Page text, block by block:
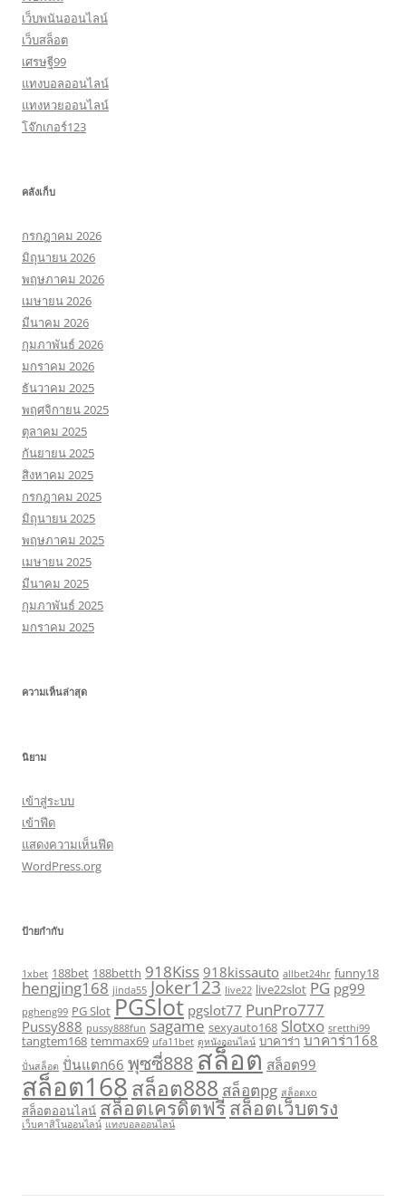
เว็บพนันออนไลน์
เว็บสล็อต
เศรษฐี99
แทงบอลออนไลน์
แทงหวยออนไลน์
โจ๊กเกอร์123
คลังเก็บ
กรกฎาคม 2026
มิถุนายน 2026
พฤษภาคม 2026
เมษายน 2026
มีนาคม 2026
กุมภาพันธ์ 2026
มกราคม 2026
ธันวาคม 2025
พฤศจิกายน 2025
ตุลาคม 2025
กันยายน 2025
สิงหาคม 2025
กรกฎาคม 2025
มิถุนายน 2025
พฤษภาคม 2025
เมษายน 2025
มีนาคม 2025
กุมภาพันธ์ 2025
มกราคม 2025
ความเห็นล่าสุด
นิยาม
เข้าสู่ระบบ
เข้าฟีด
แสดงความเห็นฟีด
WordPress.org
ป้ายกำกับ
1xbet 188bet 188betth 918Kiss918kissauto allbet24hr funny18
hengjing168 jinda55 Joker123 live22 live22slot PG pg99
pgheng99 PG Slot PGSlot pgslot77 PunPro777
Pussy888 pussy888fun sagame sexyauto168 Slotxo sretthi99
tangtem168 temmax69 ufa11bet ดูหนังออนไลน์ บาคาร่า บาคาร่า168
ปั่นสล็อต ปั่นแตก66 พุซซี่888 สล็อต สล็อต99
สล็อต168สล็อต888 สล็อตpg สล็อตxo
สล็อตออนไลน์ สล็อตเครดิตฟรีสล็อตเว็บตรง
เว็บคาสิโนออนไลน์ แทงบอลออนไลน์